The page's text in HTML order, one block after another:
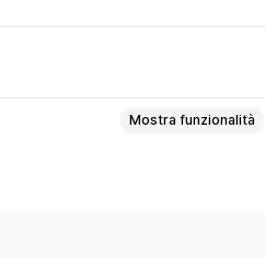
Mostra funzionalità